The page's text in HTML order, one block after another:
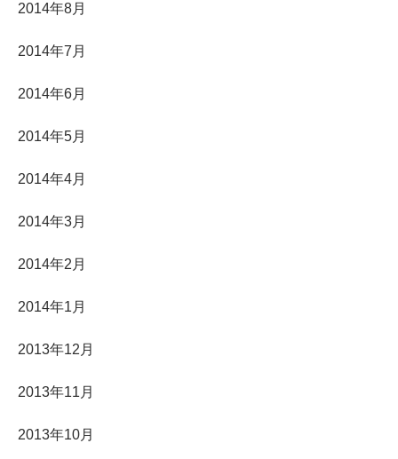
2014年8月
2014年7月
2014年6月
2014年5月
2014年4月
2014年3月
2014年2月
2014年1月
2013年12月
2013年11月
2013年10月